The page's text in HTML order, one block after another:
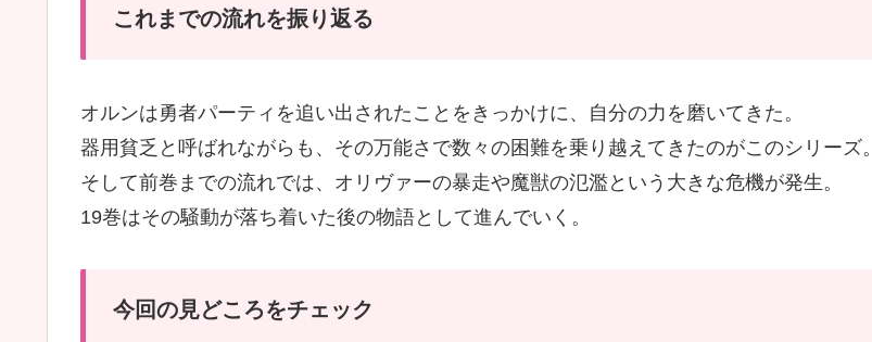
これまでの流れを振り返る
オルンは勇者パーティを追い出されたことをきっかけに、自分の力を磨いてきた。
器用貧乏と呼ばれながらも、その万能さで数々の困難を乗り越えてきたのがこのシリーズ。
そして前巻までの流れでは、オリヴァーの暴走や魔獣の氾濫という大きな危機が発生。
19巻はその騒動が落ち着いた後の物語として進んでいく。
今回の見どころをチェック